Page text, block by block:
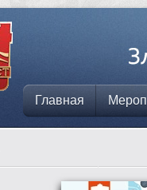
Главная